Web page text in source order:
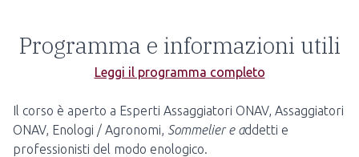
Programma e informazioni utili
Leggi il programma completo
Il corso è aperto a Esperti Assaggiatori ONAV, Assaggiatori
ONAV, Enologi / Agronomi, Sommelier e addetti e
professionisti del modo enologico.